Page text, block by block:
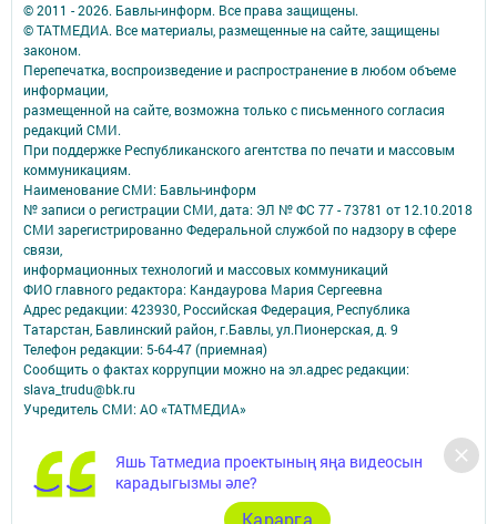
Яшь Татмедиа проектының яңа видеосын
карадыгызмы әле?
Карарга
© 2011 - 2026. Бавлы-информ. Все права защищены.
© ТАТМЕДИА. Все материалы, размещенные на сайте, защищены
законом.
Перепечатка, воспроизведение и распространение в любом объеме
информации,
размещенной на сайте, возможна только с письменного согласия
редакций СМИ.
При поддержке Республиканского агентства по печати и массовым
коммуникациям.
Наименование СМИ: Бавлы-информ
№ записи о регистрации СМИ, дата: ЭЛ № ФС 77 - 73781 от 12.10.2018
СМИ зарегистрированно Федеральной службой по надзору в сфере
связи,
информационных технологий и массовых коммуникаций
ФИО главного редактора: Кандаурова Мария Сергеевна
Адрес редакции: 423930, Российская Федерация, Республика
Татарстан, Бавлинский район, г.Бавлы, ул.Пионерская, д. 9
Телефон редакции: 5-64-47 (приемная)
Сообщить о фактах коррупции можно на эл.адрес редакции:
slava_trudu@bk.ru
Учредитель СМИ: АО «ТАТМЕДИА»
Антикоррупционная политика
АО «ТАТМЕДИА» использует «cookie»для персонализации сервисов и
удобства пользователей сайтом.
Использование «cookie» можно отменить в настройках браузера.